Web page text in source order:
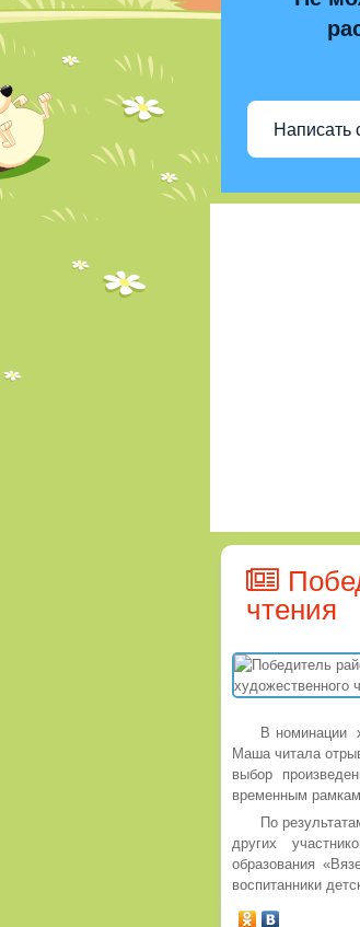
Написать
чтения
В номинации
Маша читала
выбор
временным рамкам
По
других
образования
воспитанники